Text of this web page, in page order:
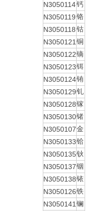
N3050114钙
N3050119 铬
N3050118 钴
N3050121 铜
N3050122镝
N3050123铒
N3050124铕
N3050129钆
N3050128镓
N3050130锗
N3050107金
N3050133铪
N3050135钬
N3050137铟
N3050138铱
N3050126铁
N3050141 镧